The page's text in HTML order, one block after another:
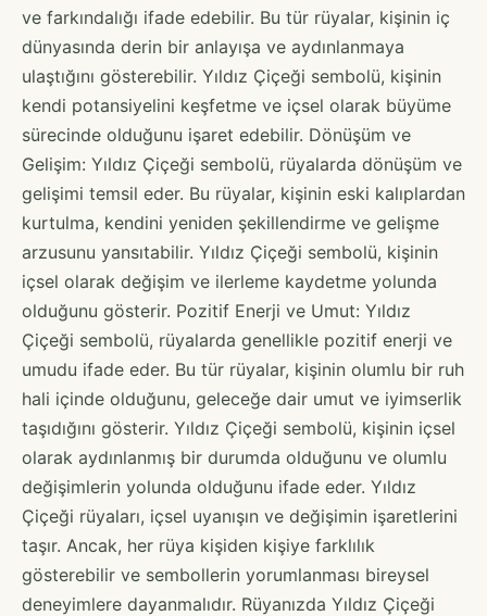
ve farkındalığı ifade edebilir. Bu tür rüyalar, kişinin iç
dünyasında derin bir anlayışa ve aydınlanmaya
ulaştığını gösterebilir. Yıldız Çiçeği sembolü, kişinin
kendi potansiyelini keşfetme ve içsel olarak büyüme
sürecinde olduğunu işaret edebilir. Dönüşüm ve
Gelişim: Yıldız Çiçeği sembolü, rüyalarda dönüşüm ve
gelişimi temsil eder. Bu rüyalar, kişinin eski kalıplardan
kurtulma, kendini yeniden şekillendirme ve gelişme
arzusunu yansıtabilir. Yıldız Çiçeği sembolü, kişinin
içsel olarak değişim ve ilerleme kaydetme yolunda
olduğunu gösterir. Pozitif Enerji ve Umut: Yıldız
Çiçeği sembolü, rüyalarda genellikle pozitif enerji ve
umudu ifade eder. Bu tür rüyalar, kişinin olumlu bir ruh
hali içinde olduğunu, geleceğe dair umut ve iyimserlik
taşıdığını gösterir. Yıldız Çiçeği sembolü, kişinin içsel
olarak aydınlanmış bir durumda olduğunu ve olumlu
değişimlerin yolunda olduğunu ifade eder. Yıldız
Çiçeği rüyaları, içsel uyanışın ve değişimin işaretlerini
taşır. Ancak, her rüya kişiden kişiye farklılık
gösterebilir ve sembollerin yorumlanması bireysel
deneyimlere dayanmalıdır. Rüyanızda Yıldız Çiçeği